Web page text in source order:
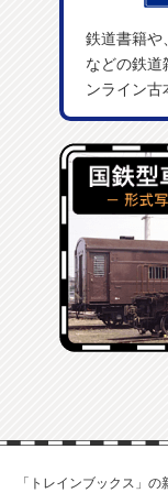
鉄道書籍や
などの鉄
ンライン古
「トレインブックス」